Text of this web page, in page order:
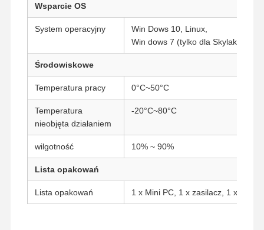
Wsparcie OS
System operacyjny
Win Dows 10, Linux,
Win dows 7 (tylko dla Skylake'a
Środowiskowe
Temperatura pracy 0°C~50°C
Temperatura
nieobjęta działaniem
-20°C~80°C
wilgotność 10% ~ 90%
Lista opakowań
Lista opakowań 1 x Mini PC, 1 x zasilacz, 1 x kabel